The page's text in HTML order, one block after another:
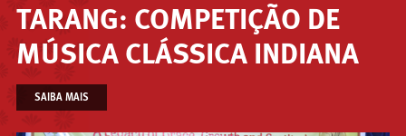
TARANG: COMPETIÇÃO DE
MÚSICA CLÁSSICA INDIANA
SAIBA MAIS